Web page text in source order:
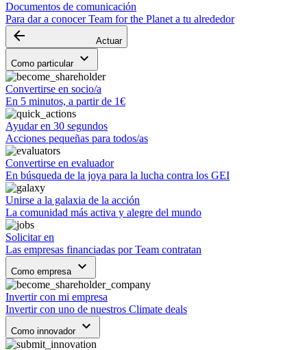
Documentos de comunicación
Para dar a conocer Team for the Planet a tu alrededor
arrow_backward Actuar
Como particular keyboard_arrow_down
Convertirse en socio/a
En 5 minutos, a partir de 1€
Ayudar en 30 segundos
Acciones pequeñas para todos/as
Convertirse en evaluador
En búsqueda de la joya para la lucha contra los GEI
Unirse a la galaxia de la acción
La comunidad más activa y alegre del mundo
Solicitar en
Las empresas financiadas por Team contratan
Como empresa keyboard_arrow_down
Invertir con mi empresa
Invertir con uno de nuestros Climate deals
Como innovador keyboard_arrow_down